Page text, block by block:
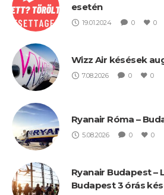
esetén
19.01.2024 0 0
Wizz Air késések
7.08.2026 0 0
Ryanair Róma –
5.08.2026 0 0
Ryanair Budapest –
Budapest 3 órás